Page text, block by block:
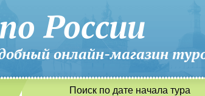
России
онлайн-магазин
Поиск по дате начала тура